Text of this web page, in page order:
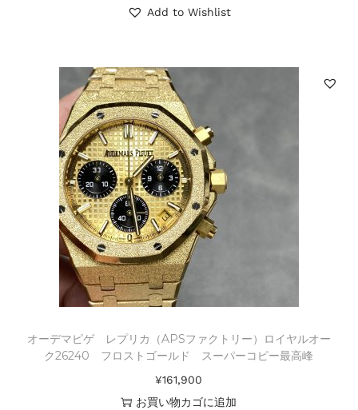
Add to Wishlist
オーデマピゲ レプリカ（APSファクトリー）ロイヤルオー
ク26240 フロストゴールド スーパーコピー最高峰
¥161,900
お買い物カゴに追加